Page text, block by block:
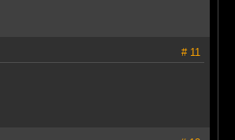
# 11